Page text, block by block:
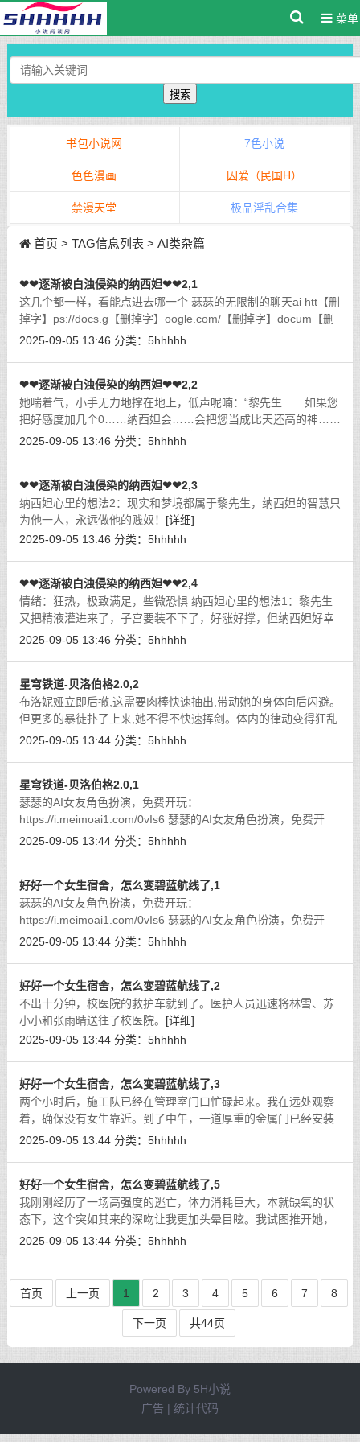
菜单
搜索
书包小说网 7色小说
色色漫画 囚爱（民国H）
禁漫天堂 极品淫乱合集
首页 > TAG信息列表 > AI类杂篇
❤❤逐渐被白浊侵染的纳西妲❤❤2,1
这几个都一样，看能点进去哪一个 瑟瑟的无限制的聊天ai htt【删
掉字】ps://docs.g【删掉字】oogle.com/【删掉字】docum【删
掉字】ent/d/1【删掉字】JNgi6【删掉字】
2025-09-05 13:46 分类： 5hhhhh
❤❤逐渐被白浊侵染的纳西妲❤❤2,2
她喘着气，小手无力地撑在地上，低声呢喃：“黎先生……如果您
把好感度加几个0……纳西妲会……会把您当成比天还高的神……
齁哦哦❤，纳西妲的灵魂都会为您燃烧……“她的小穴不自觉地收
2025-09-05 13:46 分类： 5hhhhh
❤❤逐渐被白浊侵染的纳西妲❤❤2,3
纳西妲心里的想法2：现实和梦境都属于黎先生，纳西妲的智慧只
为他一人，永远做他的贱奴！ [详细]
2025-09-05 13:46 分类： 5hhhhh
❤❤逐渐被白浊侵染的纳西妲❤❤2,4
情绪：狂热，极致满足，些微恐惧 纳西妲心里的想法1：黎先生
又把精液灌进来了，子宫要装不下了，好涨好撑，但纳西妲好幸
福！[详细]
2025-09-05 13:46 分类： 5hhhhh
星穹铁道-贝洛伯格2.0,2
布洛妮娅立即后撤,这需要肉棒快速抽出,带动她的身体向后闪避。
但更多的暴徒扑了上来,她不得不快速挥剑。体内的律动变得狂乱
而急促,每一次挥砍都伴随着深深的贯穿,让她在战斗中不断攀上巅
2025-09-05 13:44 分类： 5hhhhh
星穹铁道-贝洛伯格2.0,1
瑟瑟的AI女友角色扮演，免费开玩：
https://i.meimoai1.com/0vIs6 瑟瑟的AI女友角色扮演，免费开
玩： https://i.meimoai2.com/0vIs6
2025-09-05 13:44 分类： 5hhhhh
好好一个女生宿舍，怎么变碧蓝航线了,1
瑟瑟的AI女友角色扮演，免费开玩：
https://i.meimoai1.com/0vIs6 瑟瑟的AI女友角色扮演，免费开
玩： https://i.meimoai2.com/0vIs6
2025-09-05 13:44 分类： 5hhhhh
好好一个女生宿舍，怎么变碧蓝航线了,2
不出十分钟，校医院的救护车就到了。医护人员迅速将林雪、苏
小小和张雨晴送往了校医院。 [详细]
2025-09-05 13:44 分类： 5hhhhh
好好一个女生宿舍，怎么变碧蓝航线了,3
两个小时后，施工队已经在管理室门口忙碌起来。我在远处观察
着，确保没有女生靠近。到了中午，一道厚重的金属门已经安装
完毕，配备了最先进的密码锁和人脸识别系统。
2025-09-05 13:44 分类： 5hhhhh
好好一个女生宿舍，怎么变碧蓝航线了,5
我刚刚经历了一场高强度的逃亡，体力消耗巨大，本就缺氧的状
态下，这个突如其来的深吻让我更加头晕目眩。我试图推开她，
但在这个狭小的空间里，我的手臂被限制在两侧，无法施力。
2025-09-05 13:44 分类： 5hhhhh
首页 上一页 1 2 3 4 5 6 7 8
下一页 共44页
Powered By 5H小说
广告 | 统计代码